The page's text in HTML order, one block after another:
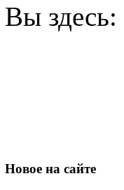
Вы здесь:
Новое на сайте